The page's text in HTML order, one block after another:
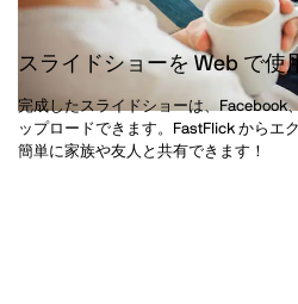
スライドショーを Web で使
完成したスライドショーは、Facebook
ップロードできます。FastFlick からエ
簡単に家族や友人と共有できます！